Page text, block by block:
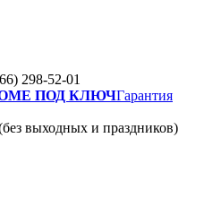
298-52-01
ПОД КЛЮЧГарантия
выходных и праздников)